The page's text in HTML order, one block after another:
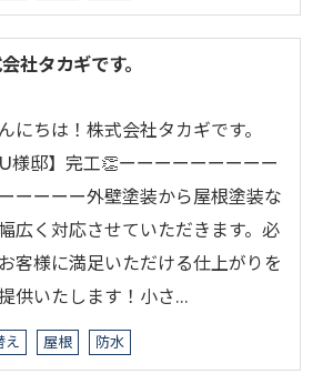
社タカギです。
にちは！株式会社タカギです。
U様邸】完工👏ーーーーーーーーー
ーーーー外壁塗装から屋根塗装な
広く対応させていただきます。必
客様に満足いただける仕上がりを
供いたします！小さ…
え 屋根 防水